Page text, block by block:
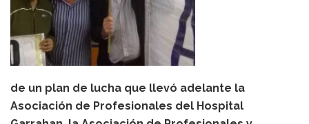
de un plan de lucha que llevó adelante la
Asociación de Profesionales del Hospital